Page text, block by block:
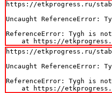
https://etkprogress.ru/
Uncaught ReferenceError:
ReferenceError: Tygh is
at https://
https://etkprogress.ru/
Uncaught ReferenceError:
ReferenceError: Tygh is
at https://